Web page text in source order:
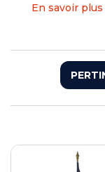
En savoir plus